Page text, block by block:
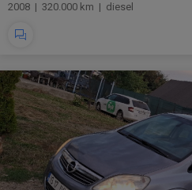
2008 | 320.000 km | diesel